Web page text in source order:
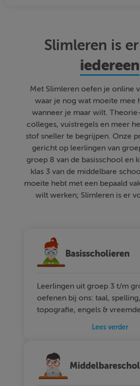
Slimleren is
iedereen
Met Slimleren oefen je online
waar je nog wat moeite mee
wanneer je maar wilt.
colleges, vuistregels en meer
stof sneller te begrijpen. Onze
gericht op leerlingen van
groep 8 van de basisschool en
klas 3 van de middelbare
moeite hebt met een bepaald
wilt werken; Slimleren is er
Basisscholieren
Leerlingen uit groep 3 t/m
oefenen bij ons: taal,
topografie, engels &
Lees verder